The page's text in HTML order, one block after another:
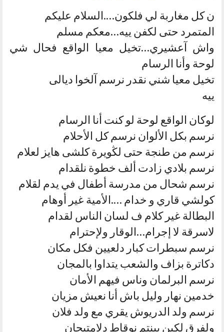
ن كل مغاربة لي فلكون….السلام عليكم
المتمرد حتى لكفن ييه…معكم مسلم
واش آعشيري…تخيل معيا الواقع فحال شي
لوحة وأنا الرسام
تخيل معيا شني نقدر نرسم آلخوا ديالى
ييه
لوكان الواقع لوحة لو كنت أنا الرسام
نرسم بكل الألوان نرسم كل الأحلام
نرسم من طنجة حتى لڭويرة كلشى هايز لعلام
نرسم بلادي زادت ألف خطوة نلقدام
نرسم شحال من مدرسة أطفال في يدم لقلام
كولشي قاري و خدام ….الأمية غير أوهام
البطالة غير كلام ف لسان الناس لقدام
لاسرقة لا إجرام…الوقار ولإحترام
نرسم سبطرات كبار دلعيين فكل مكان
دكاترة بزاف والشعب يتداوا بالمجان
نرسم البرلمان وناس فيهم الأمان
خدمين نهار وليل باش أنا نعيش مزيان
نرسم ولد الدريوش يقري مع ولد فلان
ولفرق لكين بينتم نوقاط دلإمتيحان